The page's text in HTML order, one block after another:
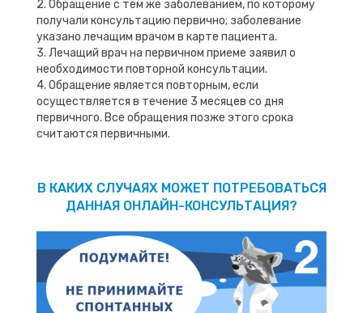
2. Обращение с тем же заболеванием, по которому
получали консультацию первично; заболевание
указано лечащим врачом в карте пациента.
3. Лечащий врач на первичном приеме заявил о
необходимости повторной консультации.
4. Обращение является повторным, если
осуществляется в течение 3 месяцев со дня
первичного. Все обращения позже этого срока
считаются первичными.
В КАКИХ СЛУЧАЯХ МОЖЕТ ПОТРЕБОВАТЬСЯ
ДАННАЯ ОНЛАЙН-КОНСУЛЬТАЦИЯ?